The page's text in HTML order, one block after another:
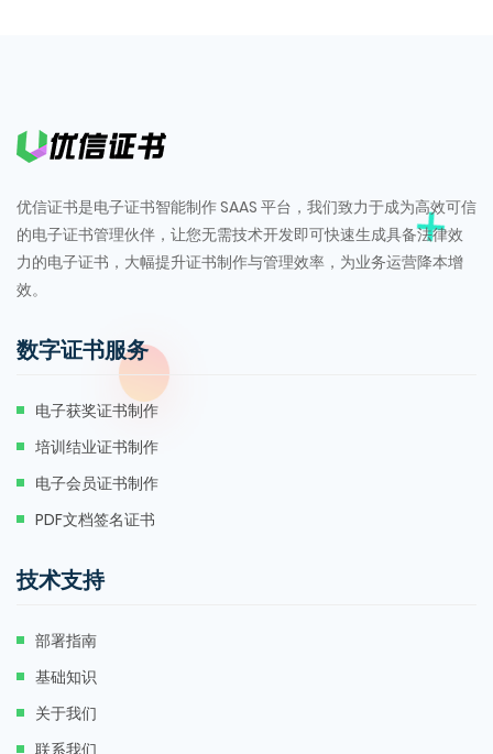
优信证书是电子证书智能制作 SAAS 平台，我们致力于成为高效可信
的电子证书管理伙伴，让您无需技术开发即可快速生成具备法律效
力的电子证书，大幅提升证书制作与管理效率，为业务运营降本增
效。
数字证书服务
电子获奖证书制作
培训结业证书制作
电子会员证书制作
PDF文档签名证书
技术支持
部署指南
基础知识
关于我们
联系我们